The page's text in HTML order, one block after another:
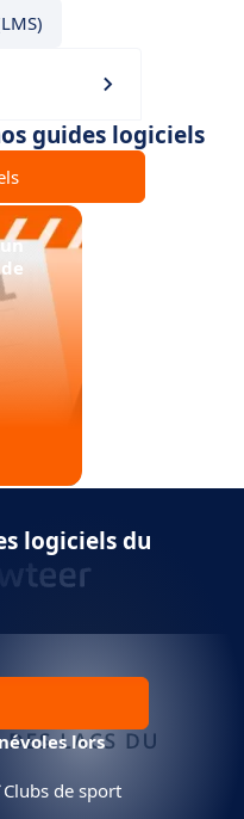
guides logiciels
logiciels du
lors
Clubs de sport